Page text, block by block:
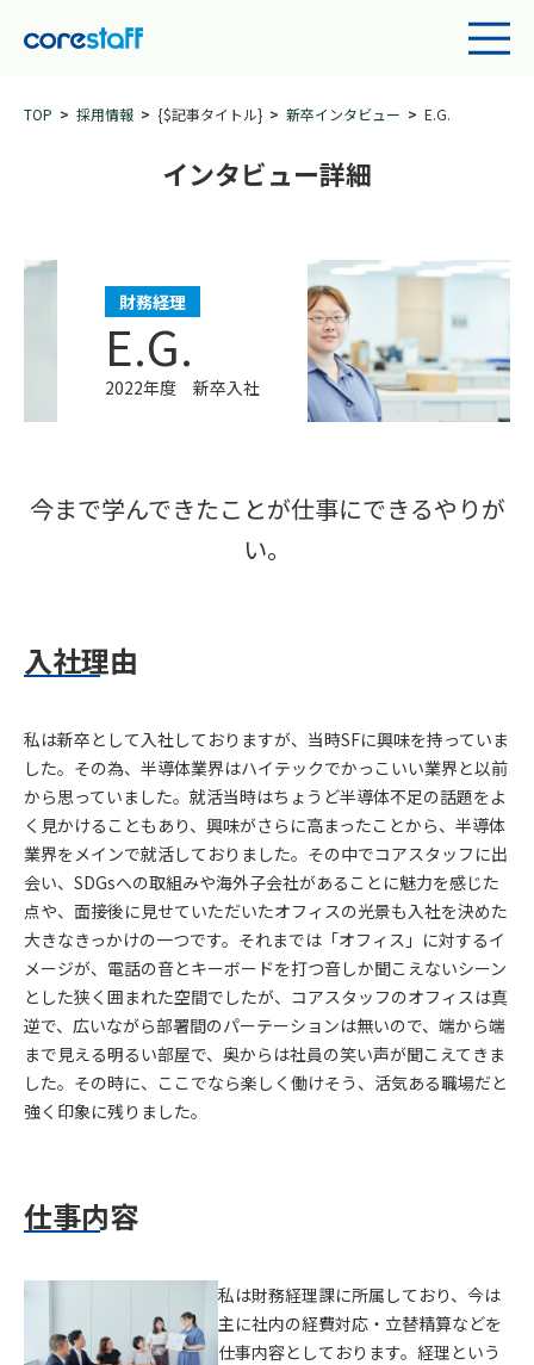
TOP 採用情報 {$記事タイトル} 新卒インタビュー E.G.
インタビュー詳細
財務経理
E.G.
2022年度 新卒入社
今まで学んできたことが仕事にできるやりが
い。
入社理由
私は新卒として入社しておりますが、当時SFに興味を持っていま
した。その為、半導体業界はハイテックでかっこいい業界と以前
から思っていました。就活当時はちょうど半導体不足の話題をよ
く見かけることもあり、興味がさらに高まったことから、半導体
業界をメインで就活しておりました。その中でコアスタッフに出
会い、SDGsへの取組みや海外子会社があることに魅力を感じた
点や、面接後に見せていただいたオフィスの光景も入社を決めた
大きなきっかけの一つです。それまでは「オフィス」に対するイ
メージが、電話の音とキーボードを打つ音しか聞こえないシーン
とした狭く囲まれた空間でしたが、コアスタッフのオフィスは真
逆で、広いながら部署間のパーテーションは無いので、端から端
まで見える明るい部屋で、奥からは社員の笑い声が聞こえてきま
した。その時に、ここでなら楽しく働けそう、活気ある職場だと
強く印象に残りました。
仕事内容
私は財務経理課に所属しており、今は
主に社内の経費対応・立替精算などを
仕事内容としております。経理という